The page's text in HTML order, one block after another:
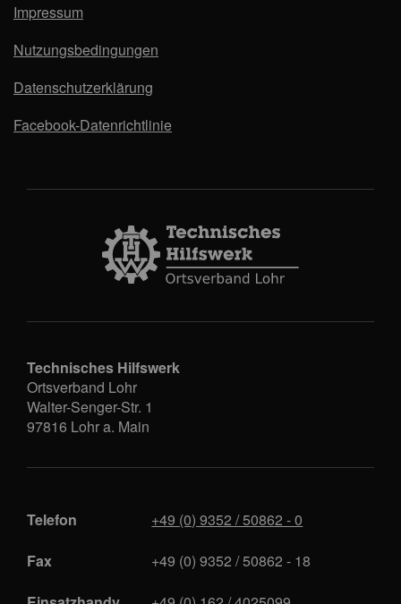
Impressum
Nutzungsbedingungen
Datenschutzerklärung
Facebook-Datenrichtlinie
Technisches Hilfswerk
Ortsverband Lohr
Walter-Senger-Str. 1
97816 Lohr a. Main
Telefon
+49 (0) 9352 / 50862 - 0
Fax
+49 (0) 9352 / 50862 - 18